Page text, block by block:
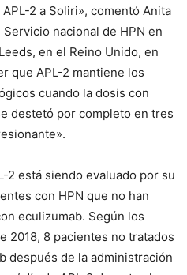
2 a Soliri», comentó Anita
nacional de HPN en
en el Reino Unido, en
que APL-2 mantiene los
cuando la dosis con
destetó por completo en tres
2 está siendo evaluado por su
con HPN que no han
eculizumab. Según los
2018, 8 pacientes no tratados
después de la administración